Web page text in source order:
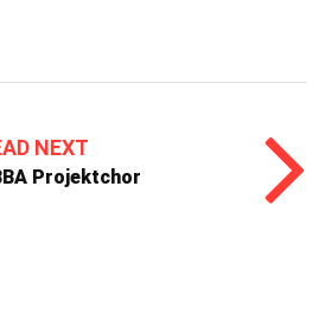
NEXT
Projektchor